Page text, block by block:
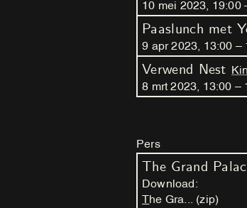
10 mei 2023 19:00
Paaslunch met
9 apr 2023 13 :00
Verwend Nest
8 mrt 2023 13 :00
Pers
The Grand
Download:
The Gra... (zip)